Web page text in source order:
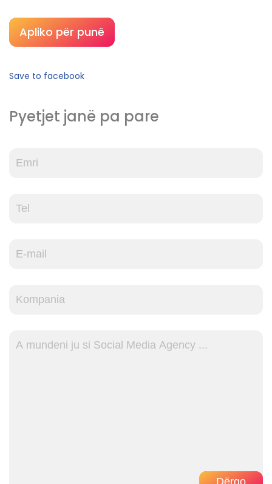
Apliko për punë
Save to facebook
Pyetjet janë pa pare